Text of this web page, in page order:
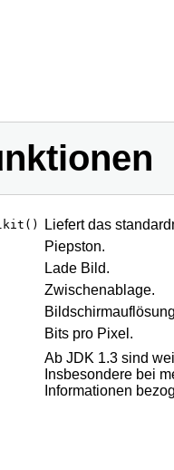
Liefert das
Piepston.
Lade Bild.
Zwischenablage.
Bits pro Pixel.
Ab JDK 1.3 sind
Insbesondere bei
Informationen